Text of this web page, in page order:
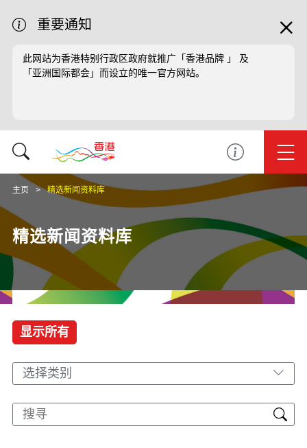
重要通知
此网站为香港特别行政区政府就推广「香港品牌 」 及
「亚洲国际都会」而设立的唯一官方网站。
主页 精选新闻资料库
精选新闻资料库
显示所有
选择类别